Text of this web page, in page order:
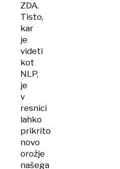
ZDA.
Tisto,
kar
je
videti
kot
NLP,
je
v
resnici
lahko
prikrito
novo
orožje
našega